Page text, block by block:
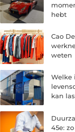
hebt
Cao
weten
Welke
kan
45e: